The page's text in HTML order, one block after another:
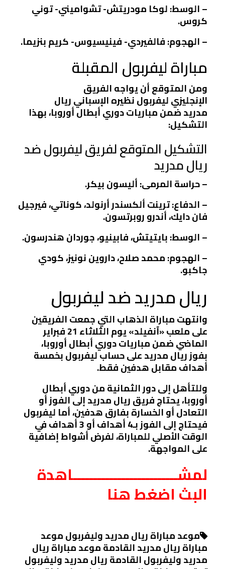
– الوسط: لوكا مودريتش- تشواميني- توني
كروس.
– الهجوم: فالفيردي- فينيسيوس- كريم بنزيما.
مباراة ليفربول المقبلة
ومن المتوقع أن يواجه الفريق
الإنجليزي ليفربول نظيره الإسباني ريال
مدريد ضمن مباريات دوري أبطال أوروبا، بهذا
التشكيل:
التشكيل المتوقع لفريق ليفربول ضد
ريال مدريد
– حراسة المرمى: أليسون بيكر.
– الدفاع: ترينت ألكسندر أرنولد، كوناتي، فيرجيل
فان دايك، أندرو روبرتسون.
– الوسط: بايتيتش، فابينيو، جوردان هندرسون.
– الهجوم: محمد صلاح، داروين نونيز، كودي
جاكبو.
ريال مدريد ضد ليفربول
وانتهت مباراة الذهاب التي جمعت الفريقين
على ملعب «آنفيلد» يوم الثلاثاء 21 فبراير
الماضي ضمن مباريات دوري أبطال أوروبا،
بفوز ريال مدريد على حساب ليفربول بخمسة
أهداف مقابل هدفين فقط.
وللتأهل إلى دور الثمانية من دوري أبطال
أوروبا، يحتاج فريق ريال مدريد إلى الفوز أو
التعادل أو الخسارة بفارق هدفين، أما ليفربول
فيحتاج إلى الفوز بـ4 أهداف أو 3 أهداف في
الوقت الأصلي للمباراة، لفرض أشواط إضافية
على المواجهة.
لمشــــــــــــــــــــــــــاهدة
البث اضغط هنا
موعد مباراة ريال مدريد وليفربول موعد
مباراة ريال مدريد القادمة موعد مباراة ريال
مدريد وليفربول القادمة ريال مدريد وليفربول